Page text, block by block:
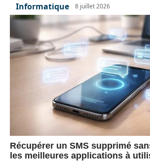
Informatique 8 juillet 2026
Récupérer un SMS supprimé
les meilleures applications à